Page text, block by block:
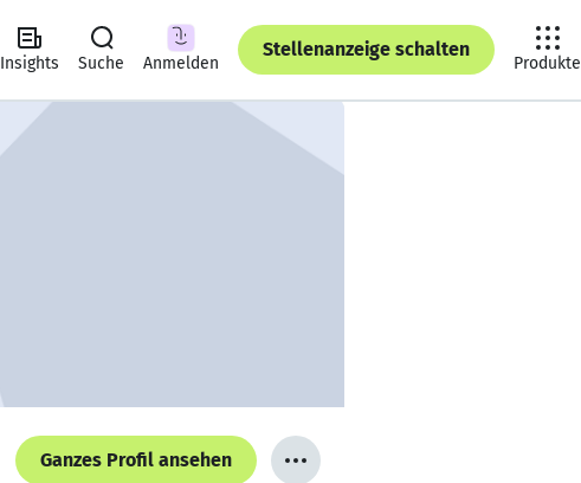
Insights Suche Anmelden
Stellenanzeige schalten
Produkte
Ganzes Profil ansehen